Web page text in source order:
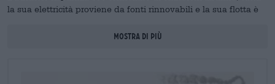
la sua elettricità proviene da fonti rinnovabili e la sua flotta è
Futuro 2023" dal Land Renania-Palatinato, il birrificio
Mostra di più